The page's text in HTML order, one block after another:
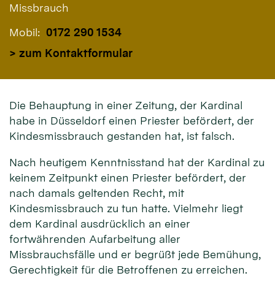
Missbrauch
Mobil: 0172 290 1534
> zum Kontaktformular
Die Behauptung in einer Zeitung, der Kardinal
habe in Düsseldorf einen Priester befördert, der
Kindesmissbrauch gestanden hat, ist falsch.
Nach heutigem Kenntnisstand hat der Kardinal zu
keinem Zeitpunkt einen Priester befördert, der
nach damals geltenden Recht, mit
Kindesmissbrauch zu tun hatte. Vielmehr liegt
dem Kardinal ausdrücklich an einer
fortwährenden Aufarbeitung aller
Missbrauchsfälle und er begrüßt jede Bemühung,
Gerechtigkeit für die Betroffenen zu erreichen.